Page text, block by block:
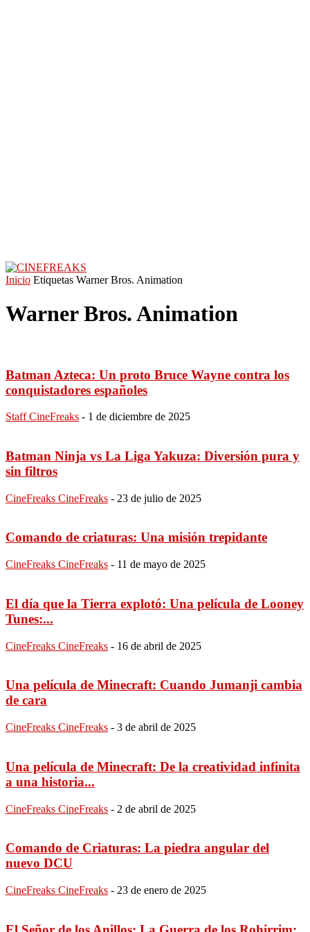
Inicio Etiquetas Warner Bros. Animation
Warner Bros. Animation
Batman Azteca: Un proto Bruce Wayne contra los
conquistadores españoles
Staff CineFreaks - 1 de diciembre de 2025
Batman Ninja vs La Liga Yakuza: Diversión pura y
sin filtros
CineFreaks CineFreaks - 23 de julio de 2025
Comando de criaturas: Una misión trepidante
CineFreaks CineFreaks - 11 de mayo de 2025
El día que la Tierra explotó: Una película de Looney
Tunes:...
CineFreaks CineFreaks - 16 de abril de 2025
Una película de Minecraft: Cuando Jumanji cambia
de cara
CineFreaks CineFreaks - 3 de abril de 2025
Una película de Minecraft: De la creatividad infinita
a una historia...
CineFreaks CineFreaks - 2 de abril de 2025
Comando de Criaturas: La piedra angular del
nuevo DCU
CineFreaks CineFreaks - 23 de enero de 2025